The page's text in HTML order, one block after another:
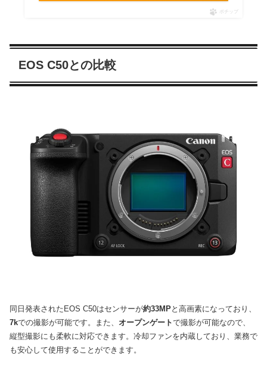
ポチップ
EOS C50との比較
同日発表されたEOS C50はセンサーが約33MPと高画素になっており、
7kでの撮影が可能です。また、 オープンゲートで撮影が可能なので、
縦型撮影にも柔軟に対応できます。冷却ファンを内蔵しており、業務で
も安心して使用することができます。